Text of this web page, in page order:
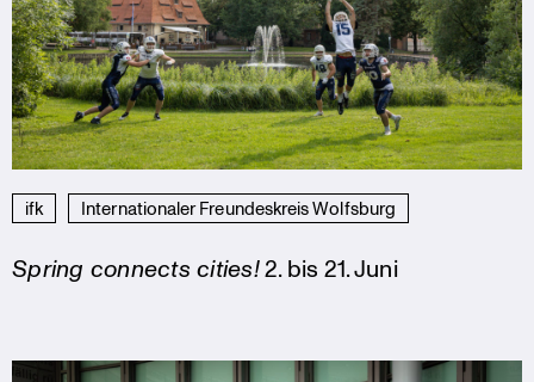
ifk Internationaler Freundeskreis Wolfsburg
Spring connects cities!2. bis 21. Juni